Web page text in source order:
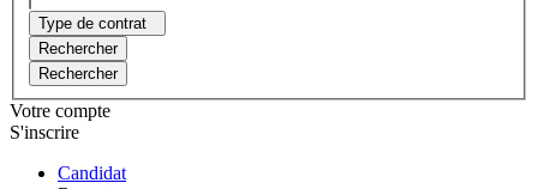
Type de contrat
Rechercher
Rechercher
Votre compte
S'inscrire
Candidat